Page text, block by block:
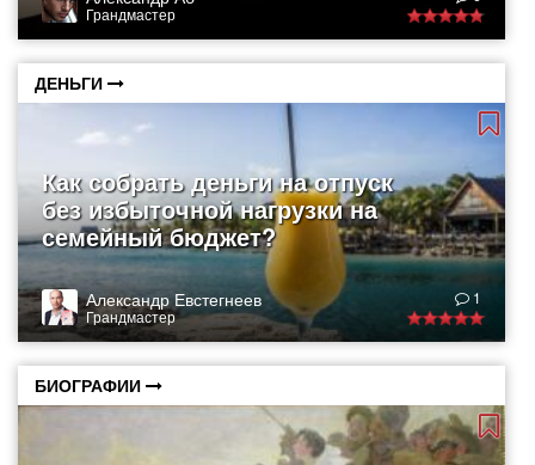
Грандмастер
ДЕНЬГИ
Как собрать деньги на отпуск
без избыточной нагрузки на
семейный бюджет?
Александр Евстегнеев
Грандмастер
1
БИОГРАФИИ